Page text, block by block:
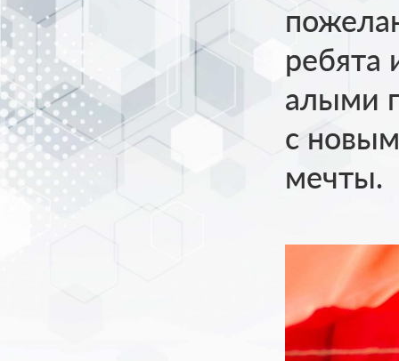
ребята
алыми
с
мечты.